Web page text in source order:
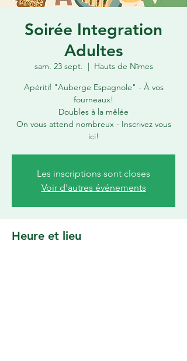
Soirée Integration
Adultes
sam. 23 sept.
  |
Hauts de Nîmes
Apéritif "Auberge Espagnole" - À vos
fourneaux!
Doubles à la mêlée
On vous attend nombreux - Inscrivez vous
ici!
Les inscriptions sont closes
Voir d'autres événements
Heure et lieu